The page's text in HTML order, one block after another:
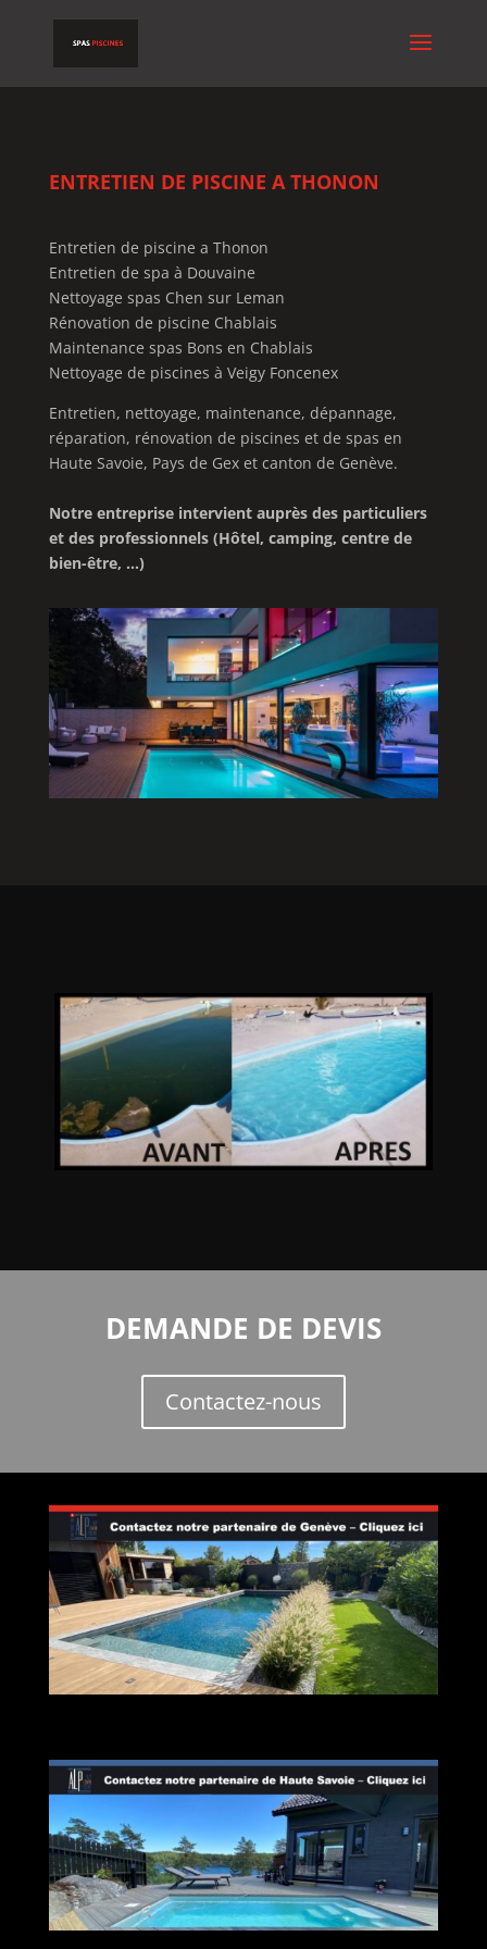
ENTRETIEN DE PISCINE A THONON
Entretien de piscine a Thonon
Entretien de spa à Douvaine
Nettoyage spas Chen sur Leman
Rénovation de piscine Chablais
Maintenance spas Bons en Chablais
Nettoyage de piscines à Veigy Foncenex
Entretien, nettoyage, maintenance, dépannage,
réparation, rénovation de piscines et de spas en
Haute Savoie, Pays de Gex et canton de Genève.
Notre entreprise intervient auprès des particuliers
et des professionnels (Hôtel, camping, centre de
bien-être, …)
DEMANDE DE DEVIS
Contactez-nous